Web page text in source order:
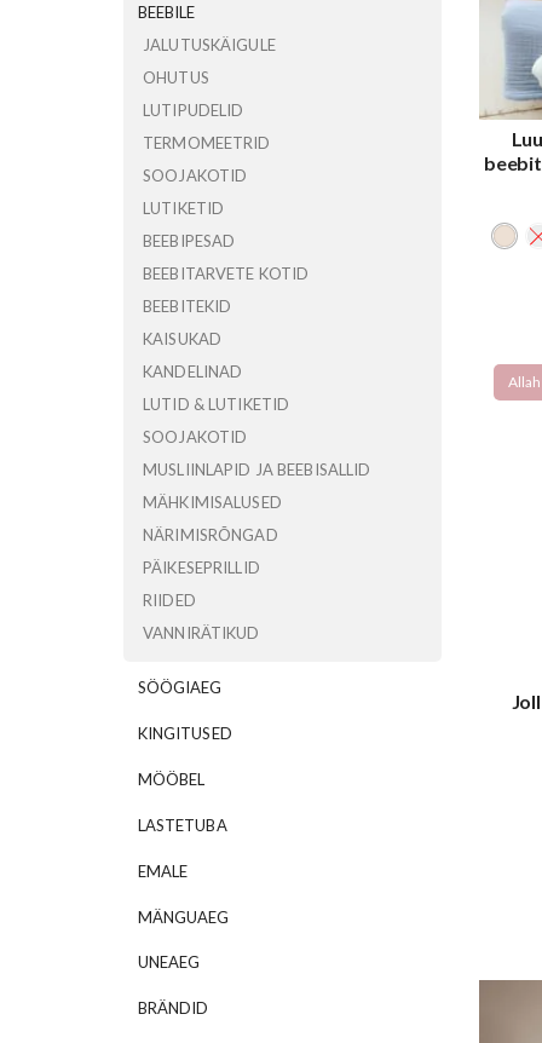
BEEBILE
JALUTUSKÄIGULE
OHUTUS
LUTIPUDELID
TERMOMEETRID
SOOJAKOTID
LUTIKETID
BEEBIPESAD
BEEBITARVETE KOTID
BEEBITEKID
KAISUKAD
KANDELINAD
LUTID & LUTIKETID
SOOJAKOTID
MUSLIINLAPID JA BEEBISALLID
MÄHKIMISALUSED
NÄRIMISRÕNGAD
PÄIKESEPRILLID
RIIDED
VANNIRÄTIKUD
SÖÖGIAEG
KINGITUSED
MÖÖBEL
LASTETUBA
EMALE
MÄNGUAEG
UNEAEG
BRÄNDID